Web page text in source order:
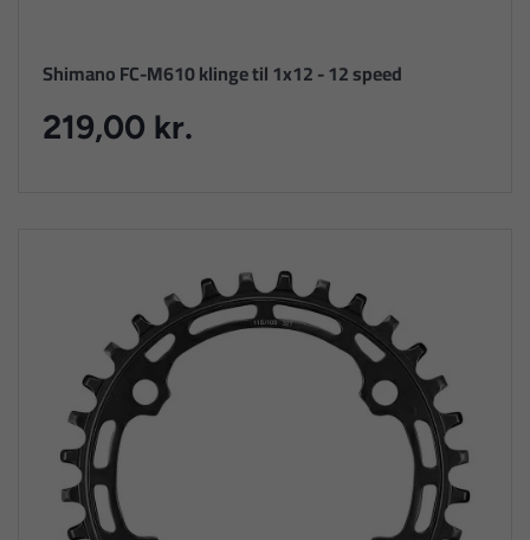
Shimano FC-M610 klinge til 1x12 - 12 speed
219,00 kr.